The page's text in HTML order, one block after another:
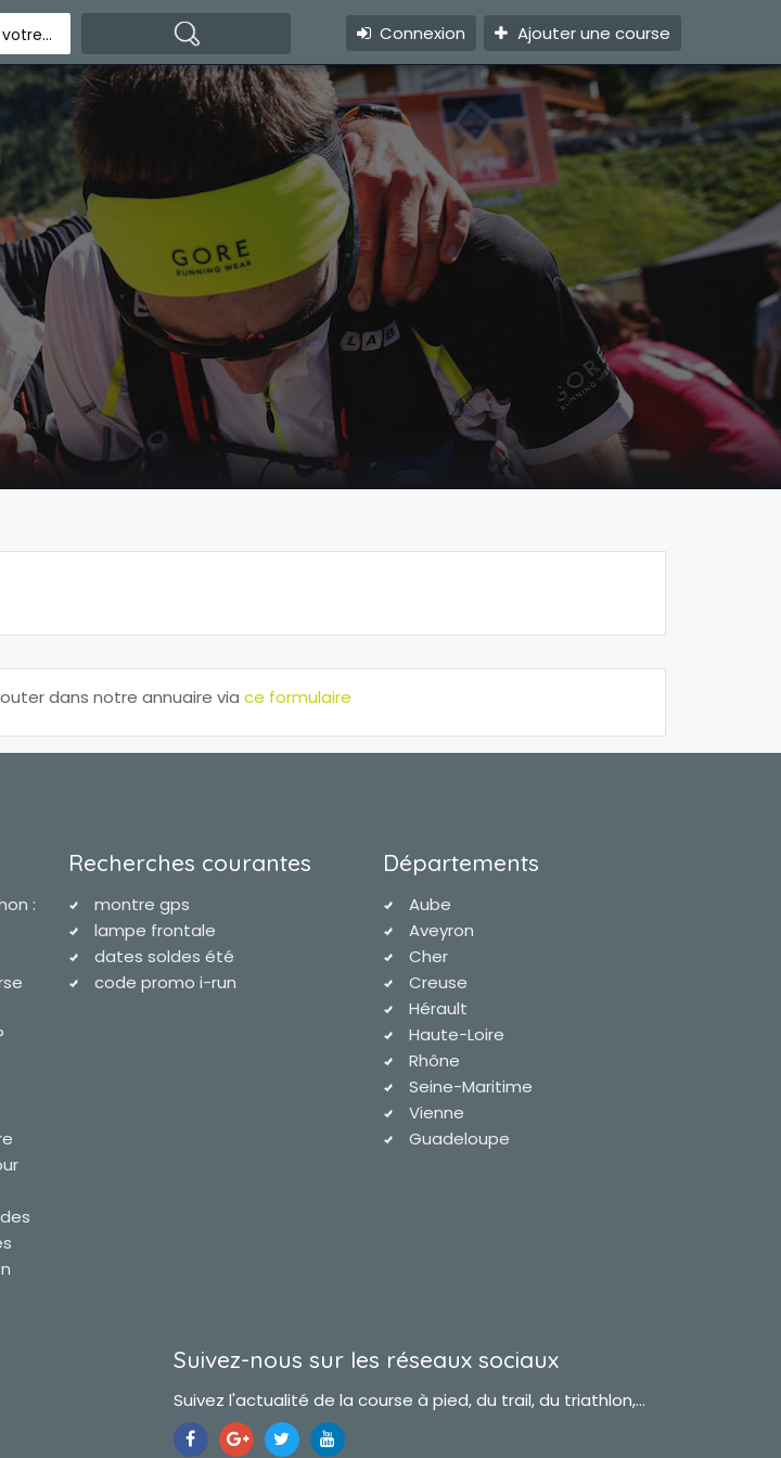
Indiquez une ville pour effectuer votre recherche Connexion Ajouter une course
dans notre annuaire via ce formulaire
:
Recherches courantes
montre gps
lampe frontale
dates soldes été
code promo i-run
Départements
Aube
Aveyron
Cher
Creuse
Hérault
Haute-Loire
Rhône
Seine-Maritime
Vienne
Guadeloupe
Suivez-nous sur les réseaux sociaux
Suivez l'actualité de la course à pied, du trail, du triathlon,...